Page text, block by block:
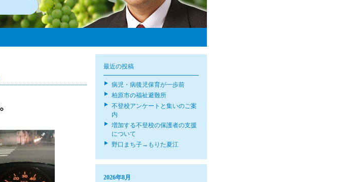
最近の投稿
病児・病後児保育が一歩前
柏原市の福祉避難所
不登校アンケートと集いのご案
内
増加する不登校の保護者の支援
について
野口まち子→もりた夏江
2026年8月